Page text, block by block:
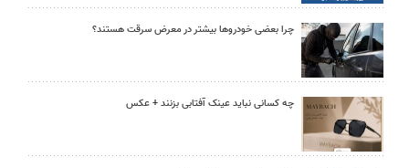
چرا بعضی خودروها بیشتر در معرض سرقت هستند؟
چه کسانی نباید عینک آفتابی بزنند + عکس